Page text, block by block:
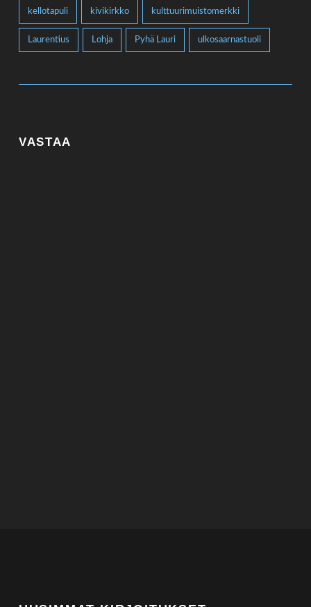
kellotapuli kivikirkko kulttuurimuistomerkki
Laurentius Lohja Pyhä Lauri ulkosaarnastuoli
VASTAA